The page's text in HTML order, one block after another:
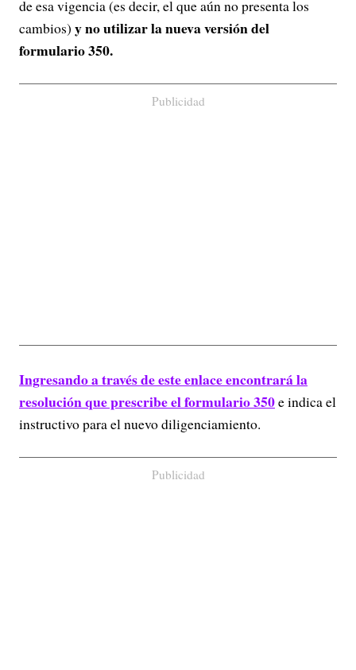
de esa vigencia (es decir, el que aún no presenta los
cambios) y no utilizar la nueva versión del
formulario 350.
Publicidad
Ingresando a través de este enlace encontrará la
resolución que prescribe el formulario 350e indica el
instructivo para el nuevo diligenciamiento.
Publicidad